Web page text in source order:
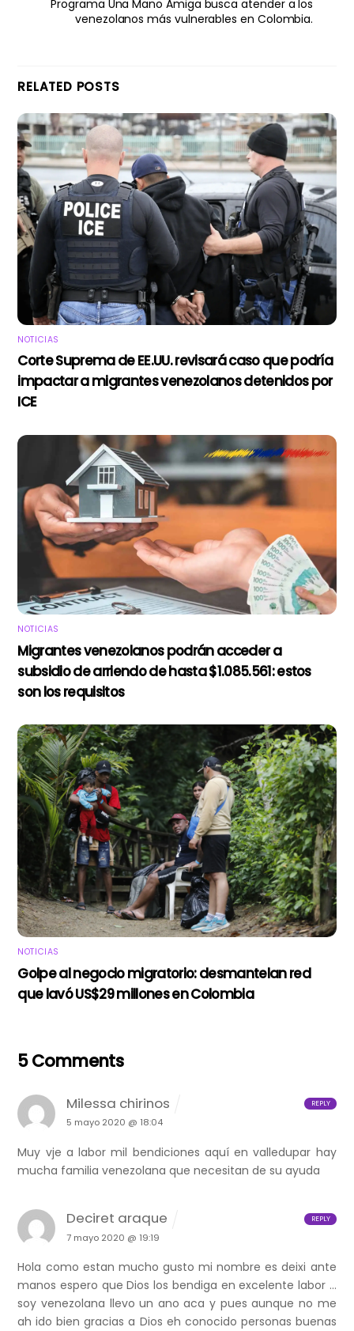
Programa Una Mano Amiga busca atender a los
venezolanos más vulnerables en Colombia.
RELATED POSTS
NOTICIAS
Corte Suprema de EE.UU. revisará caso que podría
impactar a migrantes venezolanos detenidos por
ICE
NOTICIAS
Migrantes venezolanos podrán acceder a
subsidio de arriendo de hasta $1.085.561: estos
son los requisitos
NOTICIAS
Golpe al negocio migratorio: desmantelan red
que lavó US$29 millones en Colombia
5 Comments
Milessa chirinos
5 mayo 2020 @ 18:04
Muy vje a labor mil bendiciones aquí en valledupar hay
mucha familia venezolana que necesitan de su ayuda
REPLY
Deciret araque
7 mayo 2020 @ 19:19
Hola como estan mucho gusto mi nombre es deixi ante
manos espero que Dios los bendiga en excelente labor …
soy venezolana llevo un ano aca y pues aunque no me
ah ido bien gracias a Dios eh conocido personas buenas
REPLY